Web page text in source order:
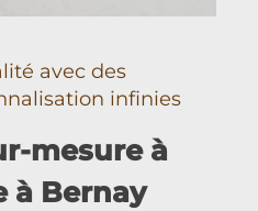
avec des
infinies
mesure à
à Bernay